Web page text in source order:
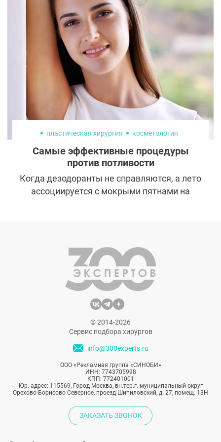
ареолы. Для чего он нужен? Как проходит,
а безопасен ли? Рассказываем все, что вы
хотели знать о перманенте сосков.
пластическая хирургия косметология
Самые эффективные процедуры
против потливости
Когда дезодоранты не справляются, а лето
ассоциируется с мокрыми пятнами на
избыточной потливости.
© 2014-2026
Сервис подбора хирургов
info@300experts.ru
ООО «Рекламная группа «СИНОБИ»
ИНН: 7743705998
КПП: 772401001
Юр. адрес: 115569, Город Москва, вн.тер.г. муниципальный округ
Орехово-Борисово Северное, проезд Шипиловский, д. 27, помещ. 13Н
ЗАКАЗАТЬ ЗВОНОК